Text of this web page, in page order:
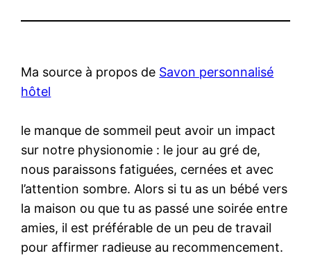
Ma source à propos de Savon personnalisé
hôtel
le manque de sommeil peut avoir un impact
sur notre physionomie : le jour au gré de,
nous paraissons fatiguées, cernées et avec
l’attention sombre. Alors si tu as un bébé vers
la maison ou que tu as passé une soirée entre
amies, il est préférable de un peu de travail
pour affirmer radieuse au recommencement.